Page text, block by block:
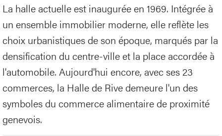
La halle actuelle est inaugurée en 1969. Intégrée à
un ensemble immobilier moderne, elle reflète les
choix urbanistiques de son époque, marqués par la
densification du centre-ville et la place accordée à
l'automobile. Aujourd'hui encore, avec ses 23
commerces, la Halle de Rive demeure l'un des
symboles du commerce alimentaire de proximité
genevois.